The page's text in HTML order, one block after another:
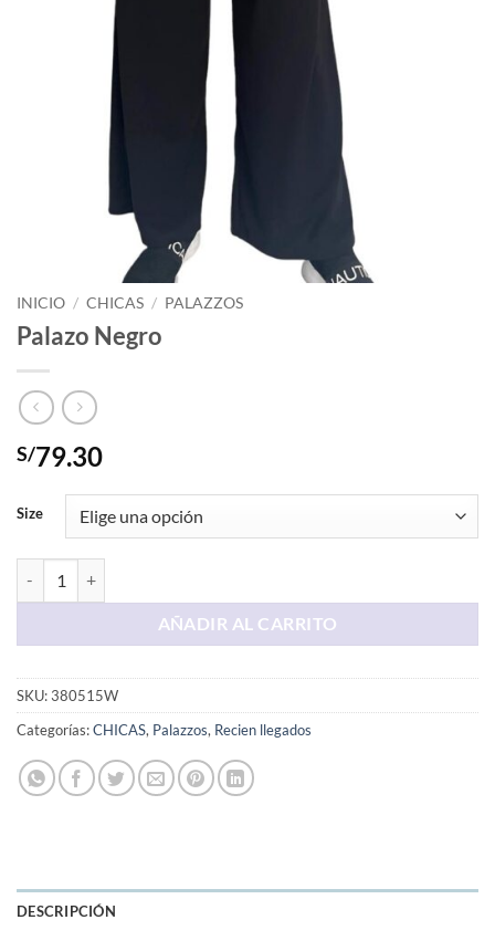
INICIO / CHICAS / PALAZZOS
Palazo Negro
S/79.30
Size
AÑADIR AL CARRITO
SKU:380515W
Categorías:CHICAS, Palazzos, Recien llegados
DESCRIPCIÓN